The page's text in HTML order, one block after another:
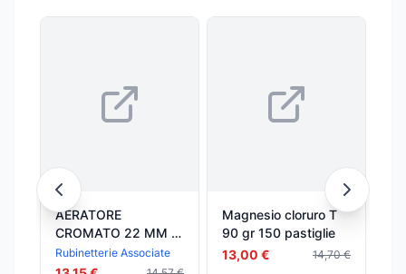
AERATORE
CROMATO 22 MM X
1 F**- RUBINETTERIE
ASSOCIATE- 15,0 pz
Rubinetterie Associate
Magnesio cloruro T
90 gr 150 pastiglie
13,00 €
14,70 €